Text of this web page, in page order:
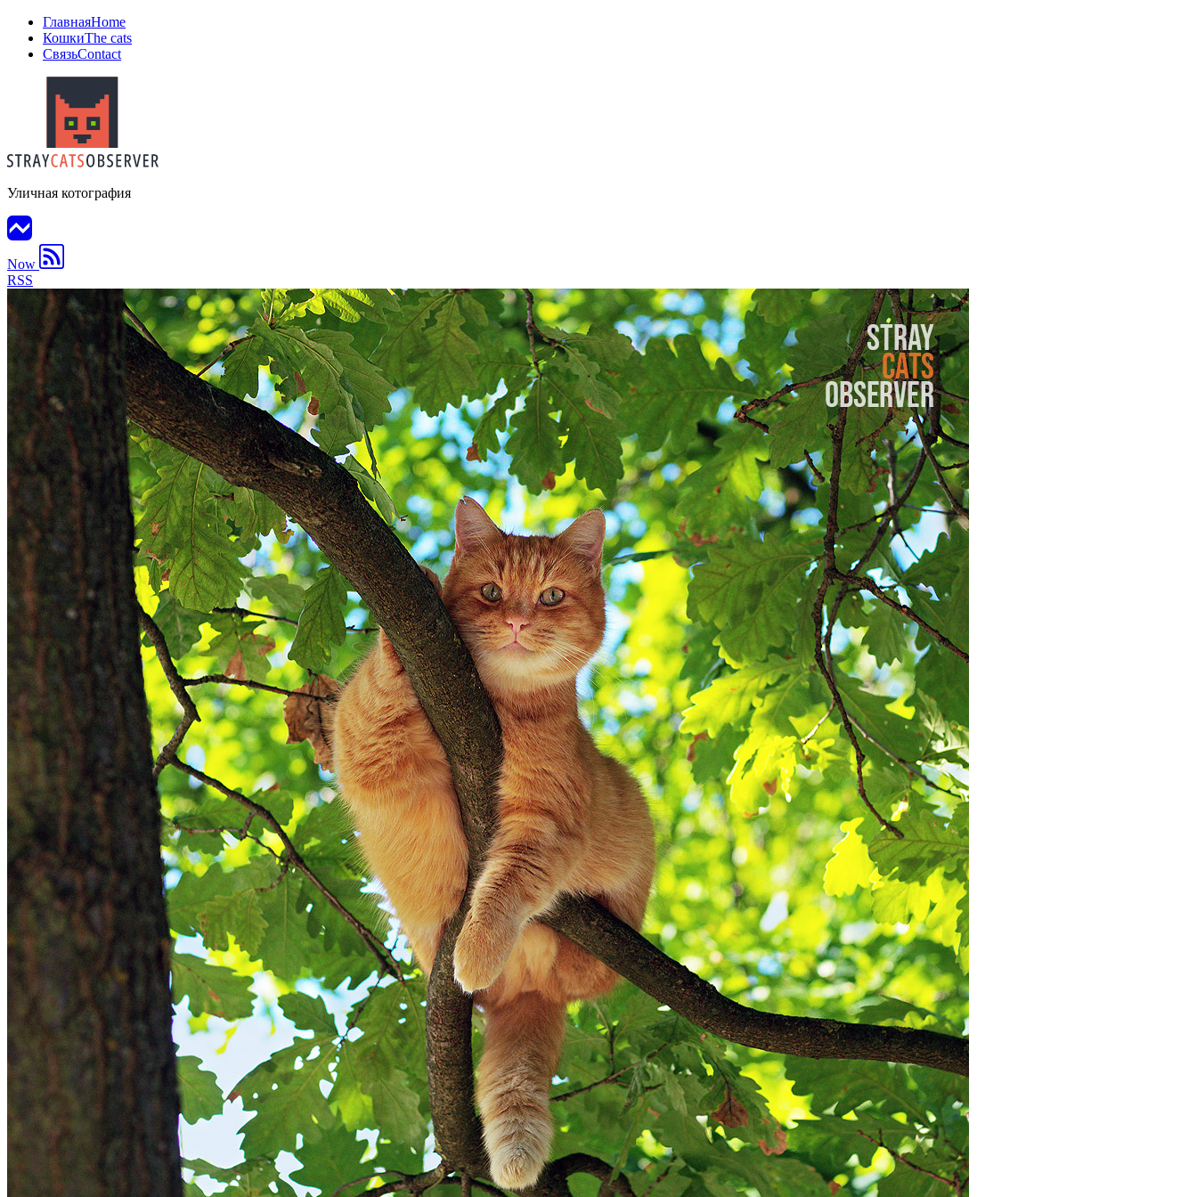
ГлавнаяHome
КошкиThe cats
СвязьContact
Уличная котография
Now
RSS